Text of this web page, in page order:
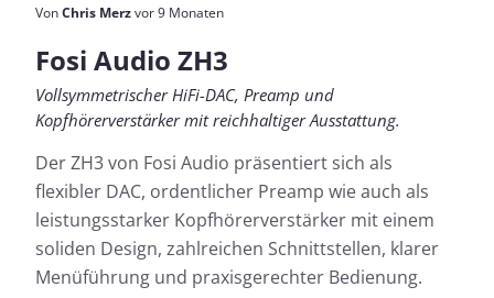
VonChris Merzvor 9 Monaten
Fosi Audio ZH3
Vollsymmetrischer HiFi-DAC, Preamp und
Kopfhörerverstärker mit reichhaltiger Ausstattung.
Der ZH3 von Fosi Audio präsentiert sich als
flexibler DAC, ordentlicher Preamp wie auch als
leistungsstarker Kopfhörerverstärker mit einem
soliden Design, zahlreichen Schnittstellen, klarer
Menüführung und praxisgerechter Bedienung.